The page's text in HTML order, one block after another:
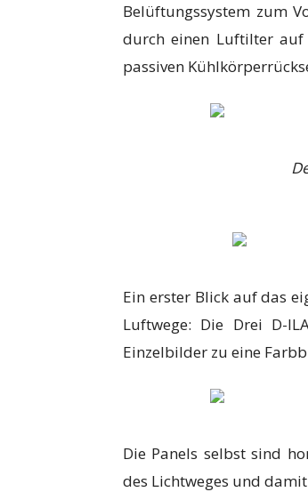
Belüftungssystem zum
durch einen Luftilter auf
passiven
Ein erster Blick auf das
Luftwege: Die Drei D-
Einzelbilder zu eine
Die Panels selbst sind
des Lichtweges und